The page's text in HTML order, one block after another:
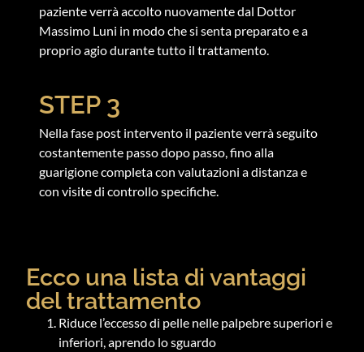
paziente verrà accolto nuovamente dal Dottor
Massimo Luni in modo che si senta preparato e a
proprio agio durante tutto il trattamento.
STEP 3
Nella fase post intervento il paziente verrà seguito
costantemente passo dopo passo, fino alla
guarigione completa con valutazioni a distanza e
con visite di controllo specifiche.
Ecco una lista di vantaggi
del trattamento
Riduce l’eccesso di pelle nelle palpebre superiori e
inferiori, aprendo lo sguardo